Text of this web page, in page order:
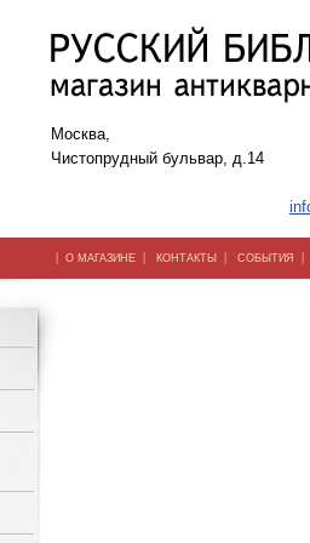
Москва,
Чистопрудный бульвар, д.14
| О МАГАЗИНЕ | КОНТАКТЫ | СОБЫТИЯ